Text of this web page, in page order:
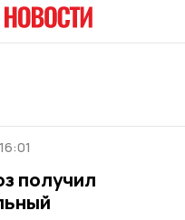
получил